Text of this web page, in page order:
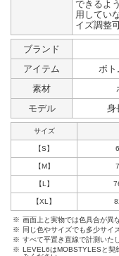
できるよ
用してい
イズ調整
ブランド
アイテム
ボト
素材
モデル
身
サイズ
【S】
【M】
【L】
【XL】
※ 画面上と実物では色具合が異
※
同じ色やサイズでも多少サイ
※ すべて平置き直線で計測いた
※ LEVEL6はMOBSTYLESと契